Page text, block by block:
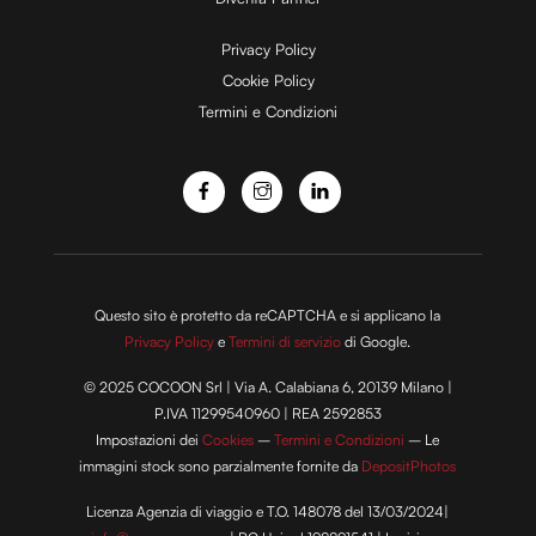
e
o
Privacy Policy
Cookie Policy
Termini e Condizioni
Questo sito è protetto da reCAPTCHA e si applicano la
Privacy Policy eTermini di servizio di Google.
© 2025 COCOON Srl | Via A. Calabiana 6, 20139 Milano |
P.IVA 11299540960 | REA 2592853
Impostazioni deiCookies –Termini e Condizioni – Le
immagini stock sono parzialmente fornite da DepositPhotos
Licenza Agenzia di viaggio e T.O. 148078 del 13/03/2024|